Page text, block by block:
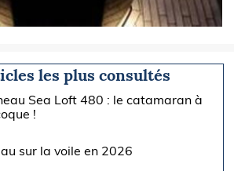
les plus consultés
Sea Loft 480 : le catamaran à
!
sur la voile en 2026